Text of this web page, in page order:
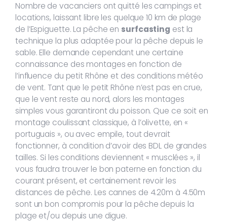
Nombre de vacanciers ont quitté les campings et
locations, laissant libre les quelque 10 km de plage
de l’Espiguette. La pêche en surfcasting est la
technique la plus adaptée pour la pêche depuis le
sable. Elle demande cependant une certaine
connaissance des montages en fonction de
l’influence du petit Rhône et des conditions météo
de vent. Tant que le petit Rhône n’est pas en crue,
que le vent reste au nord, alors les montages
simples vous garantiront du poisson. Que ce soit en
montage coulissant classique, à l’olivette, en «
portuguais », ou avec empile, tout devrait
fonctionner, à condition d’avoir des BDL de grandes
tailles. Si les conditions deviennent « musclées », il
vous faudra trouver le bon paterne en fonction du
courant présent, et certainement revoir les
distances de pêche. Les cannes de 4.20m à 4.50m
sont un bon compromis pour la pêche depuis la
plage et/ou depuis une digue.